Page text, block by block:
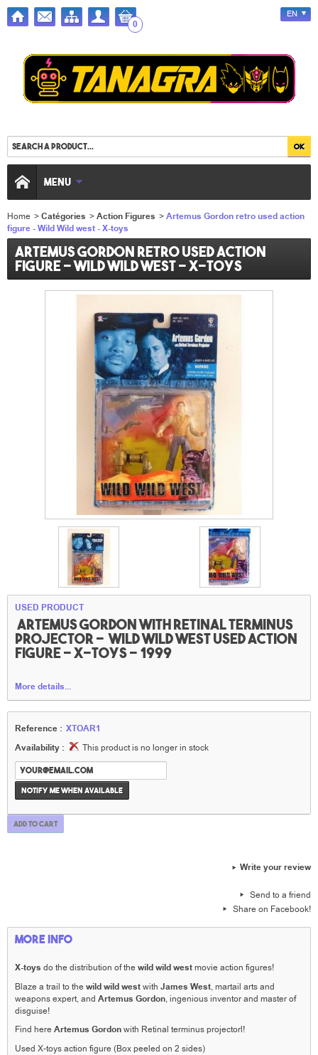
0
EN
MENU
Home >Catégories >Action Figures >Artemus Gordon retro used action
figure - Wild Wild west - X-toys
Artemus Gordon retro used action
figure - Wild Wild west - X-toys
USED PRODUCT
Artemus Gordonwith Retinal terminus
projector - Wild wild west used Action
figure - X-toys - 1999
More details...
Reference : XTOAR1
Availability :
This product is no longer in stock
Notify me when available
Add to cart
Write your review
Send to a friend
Share on Facebook!
More info
X-toys do the distribution of thewild wild westmovie action figures!
Blaze a trail to thewild wild westwith James West, martail arts and
weapons expert, and Artemus Gordon, ingenious inventor and master of
disguise!
Find hereArtemus Gordonwith Retinal terminus projectorl!
Used X-toys action figure (Box peeled on 2 sides)